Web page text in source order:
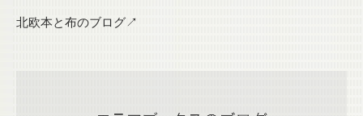
北欧本と布のブログ↗